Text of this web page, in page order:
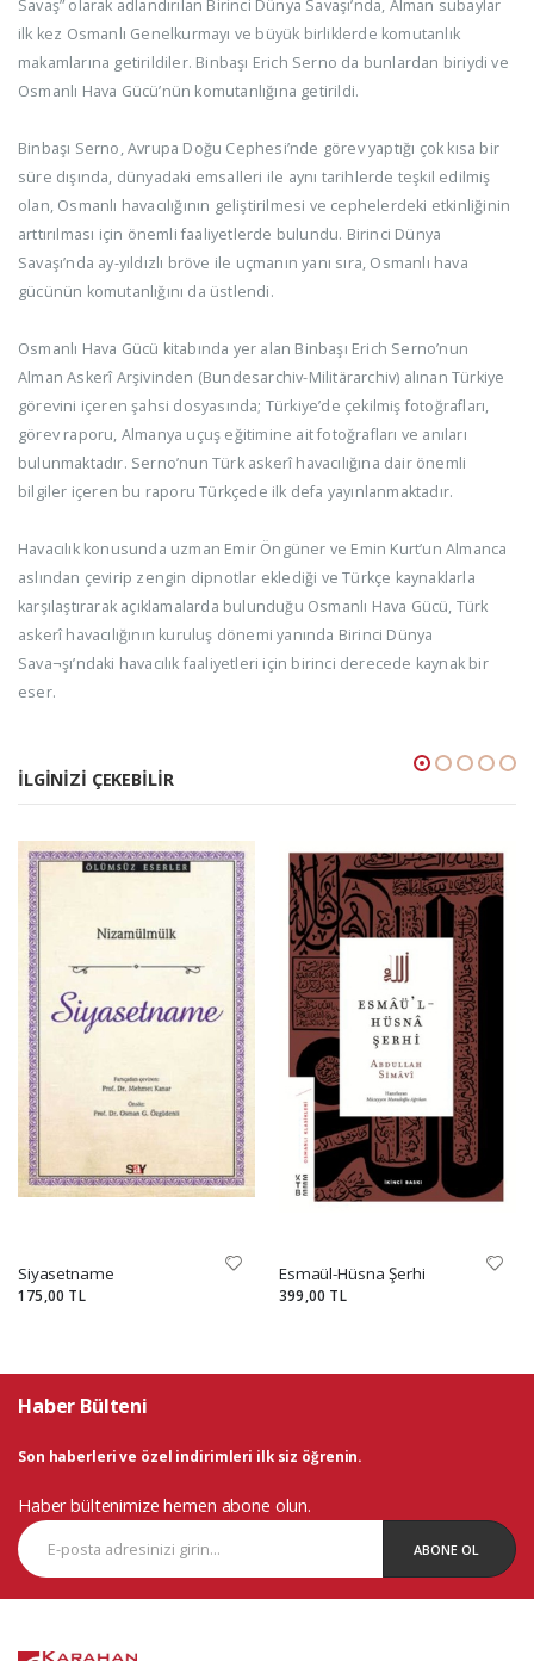
Savaş” olarak adlandırılan Birinci Dünya Savaşı’nda, Alman subaylar
ilk kez Osmanlı Genelkurmayı ve büyük birliklerde komutanlık
makamlarına getirildiler. Binbaşı Erich Serno da bunlardan biriydi ve
Osmanlı Hava Gücü’nün komutanlığına getirildi.
Binbaşı Serno, Avrupa Doğu Cephesi’nde görev yaptığı çok kısa bir
süre dışında, dünyadaki emsalleri ile aynı tarihlerde teşkil edilmiş
olan, Osmanlı havacılığının geliştirilmesi ve cephelerdeki etkinliğinin
arttırılması için önemli faaliyetlerde bulundu. Birinci Dünya
Savaşı’nda ay-yıldızlı bröve ile uçmanın yanı sıra, Osmanlı hava
gücünün komutanlığını da üstlendi.
Osmanlı Hava Gücü kitabında yer alan Binbaşı Erich Serno’nun
Alman Askerî Arşivinden (Bundesarchiv-Militärarchiv) alınan Türkiye
görevini içeren şahsi dosyasında; Türkiye’de çekilmiş fotoğrafları,
görev raporu, Almanya uçuş eğitimine ait fotoğrafları ve anıları
bulunmaktadır. Serno’nun Türk askerî havacılığına dair önemli
bilgiler içeren bu raporu Türkçede ilk defa yayınlanmaktadır.
Havacılık konusunda uzman Emir Öngüner ve Emin Kurt’un Almanca
aslından çevirip zengin dipnotlar eklediği ve Türkçe kaynaklarla
karşılaştırarak açıklamalarda bulunduğu Osmanlı Hava Gücü, Türk
askerî havacılığının kuruluş dönemi yanında Birinci Dünya
Sava¬şı’ndaki havacılık faaliyetleri için birinci derecede kaynak bir
eser.
İLGINIZI ÇEKEBILIR
Siyasetname
175,00 TL
Esmaül-Hüsna Şerhi
399,00 TL
Haber Bülteni
Son haberleri ve özel indirimleri ilk siz öğrenin.
Haber bültenimize hemen abone olun.
ABONE OL